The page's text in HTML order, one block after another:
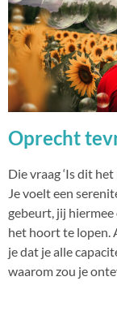
Oprecht
Die vraag ‘Is dit
Je voelt een
gebeurt, jij hiermee
het hoort te lopen.
je dat je alle
waarom zou je